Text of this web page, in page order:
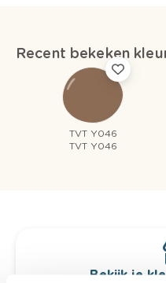
Recent bekeken
TVT Y046
TVT Y046
Bekijk je